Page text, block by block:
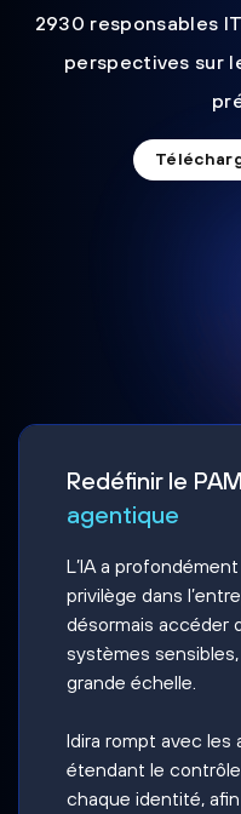
2930 responsables
perspectives sur
Redéfinir le
agentique
L’IA a
privilège dans
désormais accéder
systèmes
grande échelle.
Idira rompt avec les
étendant le
chaque identité,